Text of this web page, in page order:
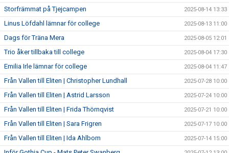
Storfrämmat på Tjejcampen 2025-08-14 13:33
Linus Löfdahl lämnar för college 2025-08-13 11:00
Dags för Träna Mera 2025-08-05 12:01
Trio åker tillbaka till college 2025-08-04 17:30
Emilia Irle lämnar för college 2025-08-04 11:47
Från Vallen till Eliten | Christopher Lundhall 2025-07-28 10:00
Från Vallen till Eliten | Astrid Larsson 2025-07-24 10:00
Från Vallen till Eliten | Frida Thörnqvist 2025-07-21 10:00
Från Vallen till Eliten | Sara Frigren 2025-07-17 10:00
Från Vallen till Eliten | Ida Ahlbom 2025-07-14 15:00